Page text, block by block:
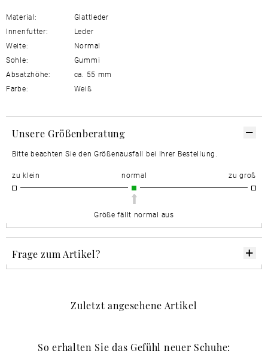
Material:
Glattleder
Innenfutter:
Leder
Weite:
Normal
Sohle:
Gummi
Absatzhöhe:
ca. 55 mm
Farbe:
Weiß
Unsere Größenberatung
Bitte beachten Sie den Größenausfall bei Ihrer Bestellung.
zu klein normal zu groß
Größe fällt normal aus
Frage zum Artikel?
Zuletzt angesehene Artikel
So erhalten Sie das Gefühl neuer Schuhe: